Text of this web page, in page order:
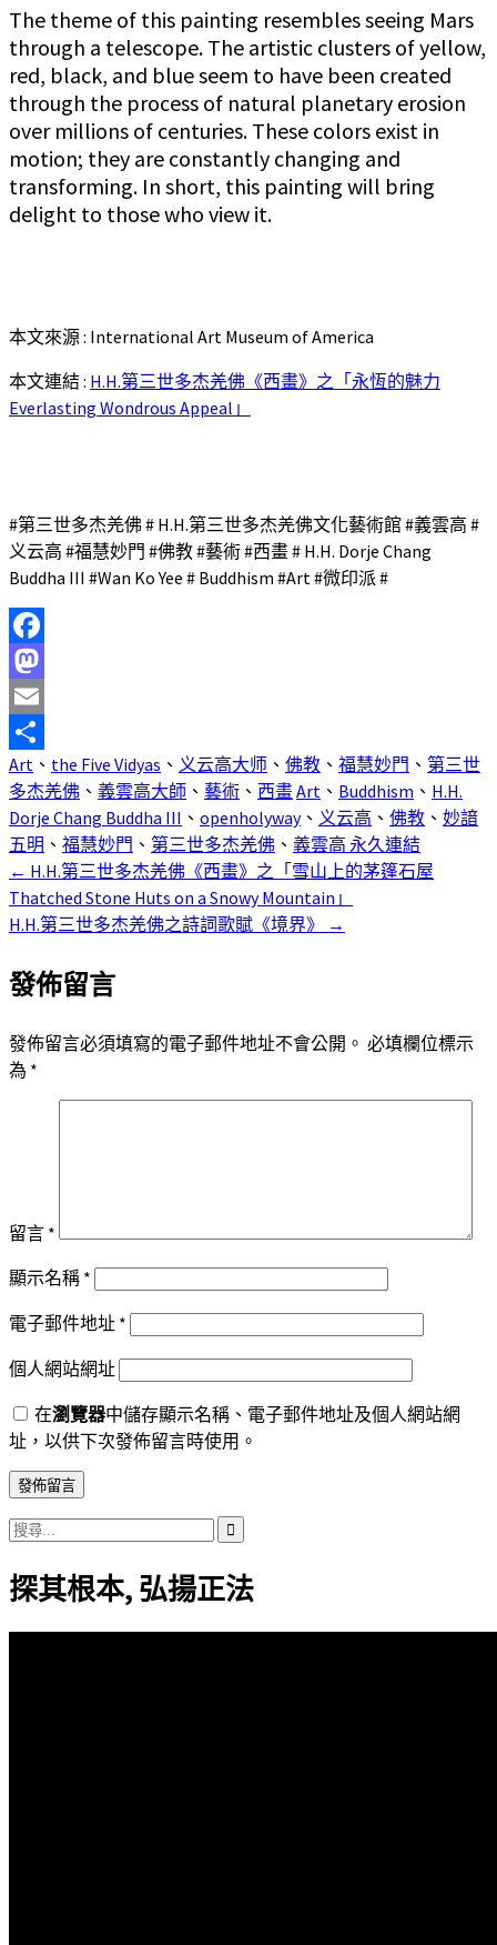
The theme of this painting resembles seeing Mars
through a telescope. The artistic clusters of yellow,
red, black, and blue seem to have been created
through the process of natural planetary erosion
over millions of centuries. These colors exist in
motion; they are constantly changing and
transforming. In short, this painting will bring
delight to those who view it.
本文來源 : International Art Museum of America
本文連結 : H.H.第三世多杰羌佛《西畫》之「永恆的魅力
Everlasting Wondrous Appeal」
#第三世多杰羌佛 # H.H.第三世多杰羌佛文化藝術館 #義雲高 #
义云高 #福慧妙門 #佛教 #藝術 #西畫 # H.H. Dorje Chang
Buddha III #Wan Ko Yee # Buddhism #Art #微印派 #
Facebook
Mastodon
Email
分
享
Art 、 the Five Vidyas 、 义云高大师 、 佛教 、 福慧妙門 、 第三世
多杰羌佛 、 義雲高大師 、 藝術 、 西畫Art 、 Buddhism 、 H.H.
Dorje Chang Buddha III 、 openholyway、 义云高 、 佛教 、 妙諳
五明 、 福慧妙門 、 第三世多杰羌佛 、 義雲高 永久連結
文
章
導
覽
← H.H.第三世多杰羌佛《西畫》之「雪山上的茅篷石屋
Thatched Stone Huts on a Snowy Mountain」
H.H.第三世多杰羌佛之詩詞歌賦《境界》
→
發佈留言
發佈留言必須填寫的電子郵件地址不會公開。 必填欄位標示
為 *
留言 *
顯示名稱 *
電子郵件地址 *
個人網站網址
在瀏覽器中儲存顯示名稱、電子郵件地址及個人網站網
址，以供下次發佈留言時使用。
搜
關
鍵
字:
探其根本, 弘揚正法